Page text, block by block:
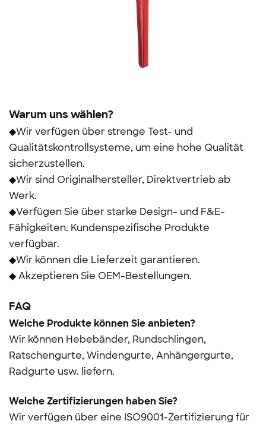
Warum uns wählen?
◆Wir verfügen über strenge Test- und
Qualitätskontrollsysteme, um eine hohe Qualität
sicherzustellen.
◆Wir sind Originalhersteller, Direktvertrieb ab
Werk.
◆Verfügen Sie über starke Design- und F&E-
Fähigkeiten. Kundenspezifische Produkte
verfügbar.
◆Wir können die Lieferzeit garantieren.
◆ Akzeptieren Sie OEM-Bestellungen.
FAQ
Welche Produkte können Sie anbieten?
Wir können Hebebänder, Rundschlingen,
Ratschengurte, Windengurte, Anhängergurte,
Radgurte usw. liefern.
Welche Zertifizierungen haben Sie?
Wir verfügen über eine ISO9001-Zertifizierung für